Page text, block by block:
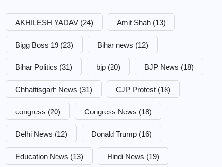
AKHILESH YADAV (24) Amit Shah (13)
Bigg Boss 19 (23) Bihar news (12)
Bihar Politics (31) bjp (20) BJP News (18)
Chhattisgarh News (31) CJP Protest (18)
congress (20) Congress News (18)
Delhi News (12) Donald Trump (16)
Education News (13) Hindi News (19)